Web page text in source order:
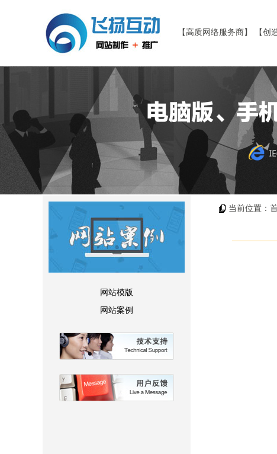
【高质网络服务商】 【创
网站模版
网站案例
当前位置：